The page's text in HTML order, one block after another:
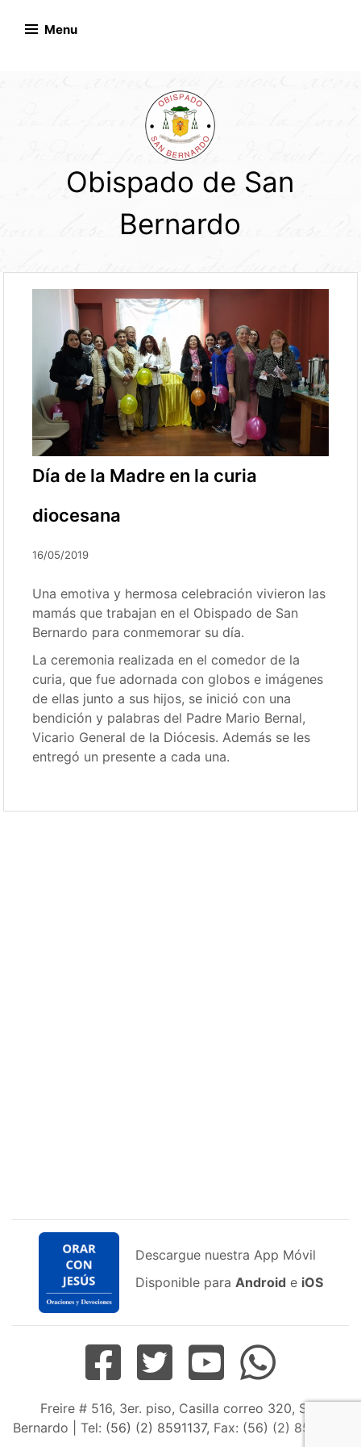
Menu
Obispado de San
Bernardo
Día de la Madre en la curia
diocesana
16/05/2019
Una emotiva y hermosa celebración vivieron las
mamás que trabajan en el Obispado de San
Bernardo para conmemorar su día.
La ceremonia realizada en el comedor de la
curia, que fue adornada con globos e imágenes
de ellas junto a sus hijos, se inició con una
bendición y palabras del Padre Mario Bernal,
Vicario General de la Diócesis. Además se les
entregó un presente a cada una.
Descargue nuestra App Móvil
Disponible para Android e iOS
Freire # 516, 3er. piso, Casilla correo 320, San
Bernardo | Tel: (56) (2) 8591137, Fax: (56) (2) 8598163